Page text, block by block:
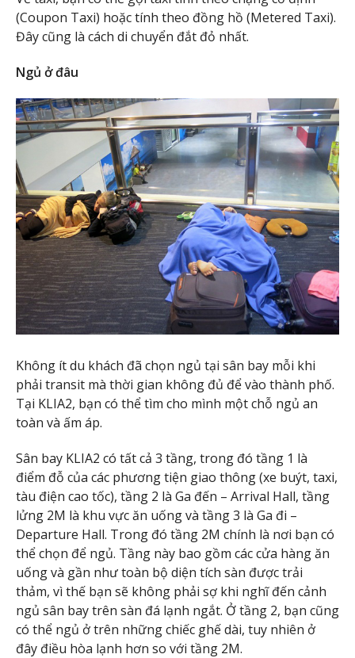
(Coupon Taxi) hoặc tính theo đồng hồ (Metered Taxi).
Đây cũng là cách di chuyển đắt đỏ nhất.
Ngủ ở đâu
Không ít du khách đã chọn ngủ tại sân bay mỗi khi
phải transit mà thời gian không đủ để vào thành phố.
Tại KLIA2, bạn có thể tìm cho mình một chỗ ngủ an
toàn và ấm áp.
Sân bay KLIA2 có tất cả 3 tầng, trong đó tầng 1 là
điểm đỗ của các phương tiện giao thông (xe buýt, taxi,
tàu điện cao tốc), tầng 2 là Ga đến – Arrival Hall, tầng
lửng 2M là khu vực ăn uống và tầng 3 là Ga đi –
Departure Hall. Trong đó tầng 2M chính là nơi bạn có
thể chọn để ngủ. Tầng này bao gồm các cửa hàng ăn
uống và gần như toàn bộ diện tích sàn được trải
thảm, vì thế bạn sẽ không phải sợ khi nghĩ đến cảnh
ngủ sân bay trên sàn đá lạnh ngắt. Ở tầng 2, bạn cũng
có thể ngủ ở trên những chiếc ghế dài, tuy nhiên ở
đây điều hòa lạnh hơn so với tầng 2M.